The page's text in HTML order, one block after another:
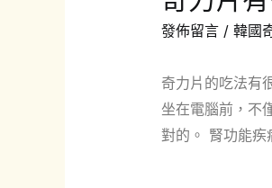
發佈留言 / 韓國
奇力片的吃法有
坐在電腦前，不
對的。 腎功能疾